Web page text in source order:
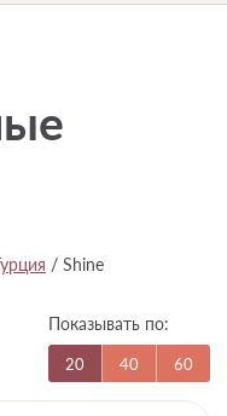
/ Shine
Показывать по:
20 40 60